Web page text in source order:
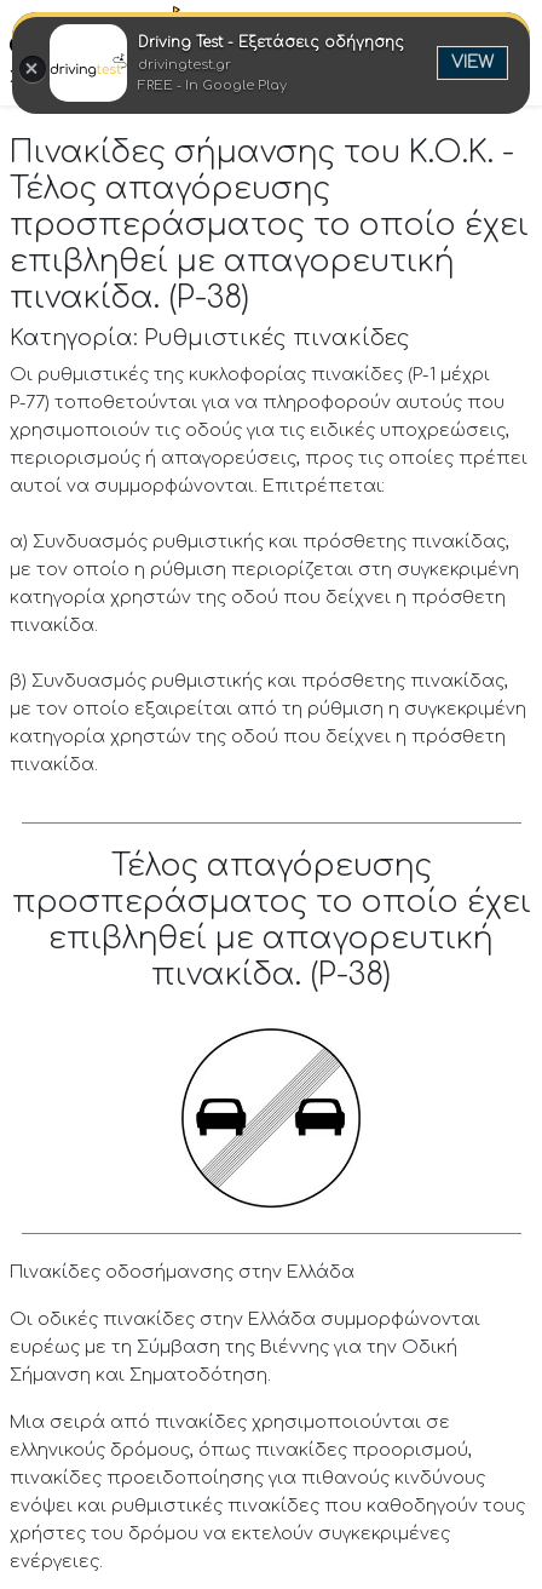
Στροφή στην επιτυχία
Πινακίδες σήμανσης του Κ.Ο.Κ. -
Τέλος απαγόρευσης
προσπεράσματος το οποίο έχει
επιβληθεί με απαγορευτική
πινακίδα. (P-38)
Κατηγορία: Ρυθμιστικές πινακίδες
Οι ρυθμιστικές της κυκλοφορίας πινακίδες (Ρ-1 μέχρι
Ρ-77) τοποθετούνται για να πληροφορούν αυτούς που
χρησιμοποιούν τις οδούς για τις ειδικές υποχρεώσεις,
περιορισμούς ή απαγορεύσεις, προς τις οποίες πρέπει
αυτοί να συμμορφώνονται. Επιτρέπεται:
α) Συνδυασμός ρυθμιστικής και πρόσθετης πινακίδας,
με τον οποίο η ρύθμιση περιορίζεται στη συγκεκριμένη
κατηγορία χρηστών της οδού που δείχνει η πρόσθετη
πινακίδα.
β) Συνδυασμός ρυθμιστικής και πρόσθετης πινακίδας,
με τον οποίο εξαιρείται από τη ρύθμιση η συγκεκριμένη
κατηγορία χρηστών της οδού που δείχνει η πρόσθετη
πινακίδα.
Τέλος απαγόρευσης
προσπεράσματος το οποίο έχει
επιβληθεί με απαγορευτική
πινακίδα. (P-38)
Πινακίδες οδοσήμανσης στην Ελλάδα
Οι οδικές πινακίδες στην Ελλάδα συμμορφώνονται
ευρέως με τη Σύμβαση της Βιέννης για την Οδική
Σήμανση και Σηματοδότηση.
Μια σειρά από πινακίδες χρησιμοποιούνται σε
ελληνικούς δρόμους, όπως πινακίδες προορισμού,
πινακίδες προειδοποίησης για πιθανούς κινδύνους
ενόψει και ρυθμιστικές πινακίδες που καθοδηγούν τους
χρήστες του δρόμου να εκτελούν συγκεκριμένες
ενέργειες.
Driving Test - Εξετάσεις οδήγησης
drivingtest.gr
FREE - In Google Play
VIEW